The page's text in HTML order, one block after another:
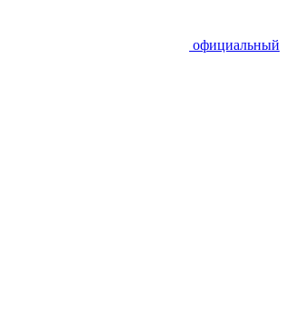
официальный